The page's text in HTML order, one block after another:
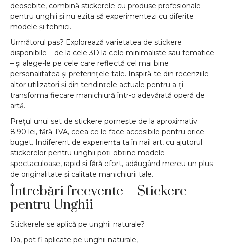
deosebite, combină stickerele cu produse profesionale
pentru unghii și nu ezita să experimentezi cu diferite
modele și tehnici.
Următorul pas? Explorează varietatea de stickere
disponibile – de la cele 3D la cele minimaliste sau tematice
– și alege-le pe cele care reflectă cel mai bine
personalitatea și preferințele tale. Inspiră-te din recenziile
altor utilizatori și din tendințele actuale pentru a-ți
transforma fiecare manichiură într-o adevărată operă de
artă.
Prețul unui set de stickere pornește de la aproximativ
8.90 lei, fără TVA, ceea ce le face accesibile pentru orice
buget. Indiferent de experiența ta în nail art, cu ajutorul
stickerelor pentru unghii poți obține modele
spectaculoase, rapid și fără efort, adăugând mereu un plus
de originalitate și calitate manichiurii tale.
Întrebări frecvente – Stickere
pentru Unghii
Stickerele se aplică pe unghii naturale?
Da, pot fi aplicate pe unghii naturale,